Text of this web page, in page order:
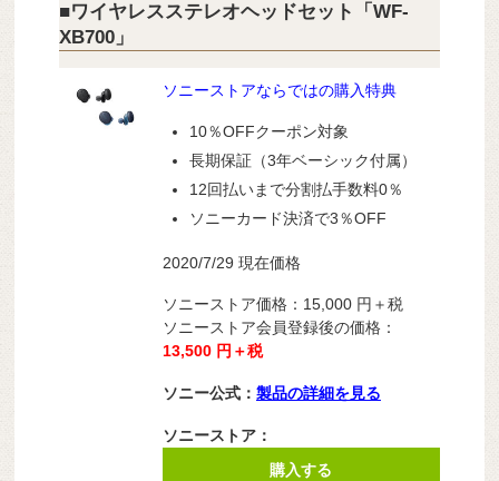
■ワイヤレスステレオヘッドセット「WF-
XB700」
ソニーストアならではの購入特典
10％OFFクーポン対象
長期保証（3年ベーシック付属）
12回払いまで分割払手数料0％
ソニーカード決済で3％OFF
2020/7/29 現在価格
ソニーストア価格：15,000 円＋税
ソニーストア会員登録後の価格：
13,500 円＋税
ソニー公式： 製品の詳細を見る
ソニーストア：
購入する